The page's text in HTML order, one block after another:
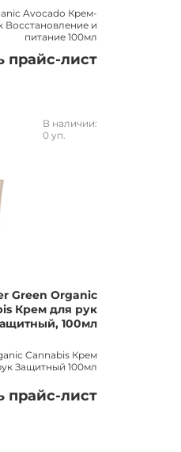
Avocado Крем-
Восстановление и
питание 100мл
прайс-лист
В наличии:
0 уп.
Green Organic
Крем для рук
100мл
Cannabis Крем
Защитный 100мл
прайс-лист